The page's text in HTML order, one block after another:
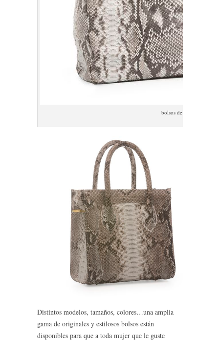
bolsos de piel de piton
Distintos modelos, tamaños, colores…una amplia
gama de originales y estilosos bolsos están
disponibles para que a toda mujer que le guste